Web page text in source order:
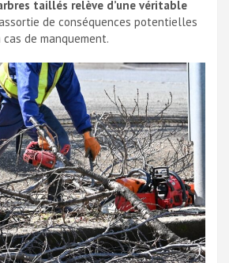
taillés relève d’une véritable
de conséquences potentielles
de manquement.